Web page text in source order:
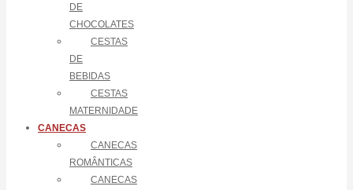
DE
CHOCOLATES
CESTAS
DE
BEBIDAS
CESTAS
MATERNIDADE
CANECAS
CANECAS
ROMÂNTICAS
CANECAS